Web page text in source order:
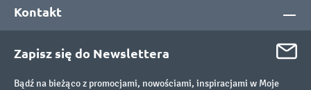
Kontakt
Zapisz się do Newslettera
Bądź na bieżąco z promocjami, nowościami, inspiracjami w Moje